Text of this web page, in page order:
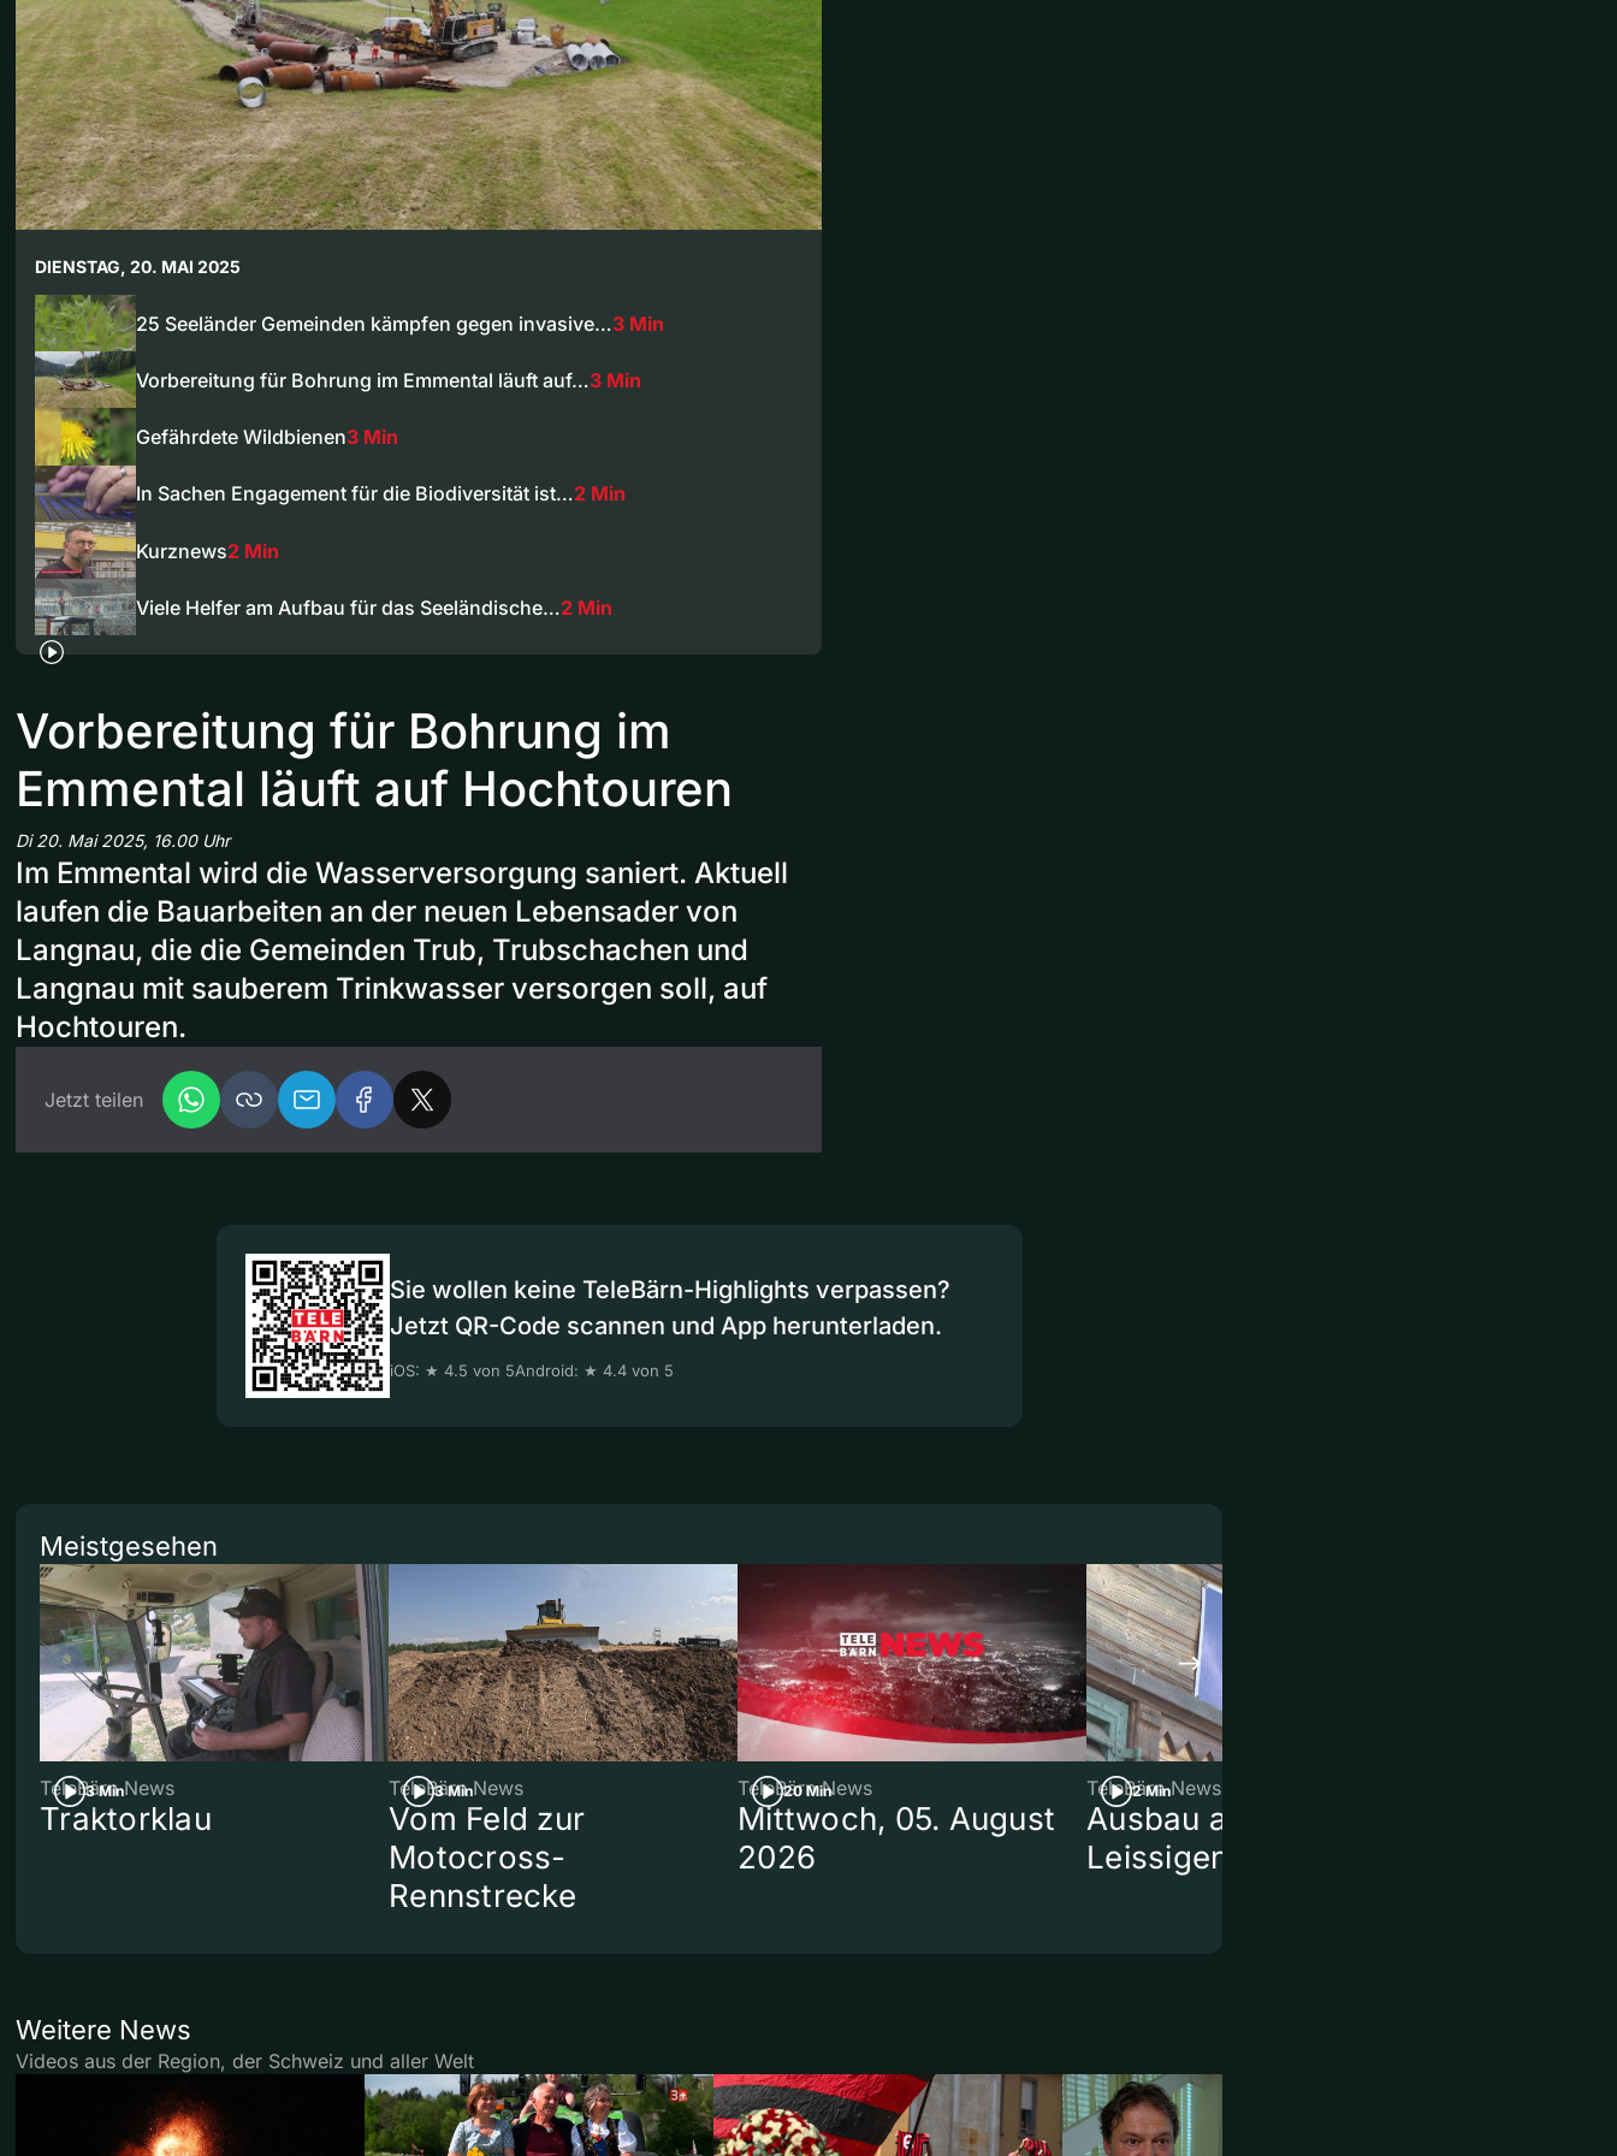
DIENSTAG, 20. MAI 2025
25 Seeländer Gemeinden kämpfen gegen invasive…3 Min
Vorbereitung für Bohrung im Emmental läuft auf…3 Min
Gefährdete Wildbienen3 Min
In Sachen Engagement für die Biodiversität ist…2 Min
Kurznews2 Min
Viele Helfer am Aufbau für das Seeländische…2 Min
Vorbereitung für Bohrung im
Emmental läuft auf Hochtouren
Di 20. Mai 2025, 16.00 Uhr
Im Emmental wird die Wasserversorgung saniert. Aktuell
laufen die Bauarbeiten an der neuen Lebensader von
Langnau, die die Gemeinden Trub, Trubschachen und
Langnau mit sauberem Trinkwasser versorgen soll, auf
Hochtouren.
Jetzt teilen
Sie wollen keine TeleBärn-Highlights verpassen?
Jetzt QR-Code scannen und App herunterladen.
iOS: ★ 4.5 von 5Android: ★ 4.4 von 5
Meistgesehen
3 Min
TeleBärn News
Traktorklau
3 Min
TeleBärn News
Vom Feld zur
Motocross-
Rennstrecke
20 Min
TeleBärn News
Mittwoch, 05. August
2026
2 Min
TeleBärn News
Ausbau am Bahnhof
Leissigen
Weitere News
Videos aus der Region, der Schweiz und aller Welt